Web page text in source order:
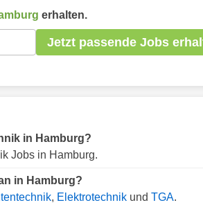
erhalten.
Jetzt passende Jobs
in Hamburg?
Jobs in Hamburg.
in Hamburg?
, Elektrotechnik und TGA.